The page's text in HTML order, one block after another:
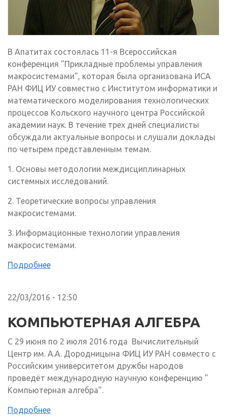
В Апатитах состоялась 11-я Всероссийская
конференция "Прикладные проблемы управления
макросистемами", которая была организована ИСА
РАН ФИЦ ИУ совместно с Институтом информатики и
математического моделирования технологических
процессов Кольского научного центра Российской
академии наук. В течение трех дней специалисты
обсуждали актуальные вопросы и слушали доклады
по четырем представленным темам.
1. Основы методологии междисциплинарных
системных исследований.
2. Теоретические вопросы управления
макросистемами.
3. Информационные технологии управления
макросистемами.
Подробнее
22/03/2016 - 12:50
КОМПЬЮТЕРНАЯ АЛГЕБРА
С 29 июня по 2 июля 2016 года Вычислительный
Центр им. А.А. Дородницына ФИЦ ИУ РАН совместо с
Российским университетом дружбы народов
проведёт международную научную конференцию "
Компьютерная алгебра".
Подробнее